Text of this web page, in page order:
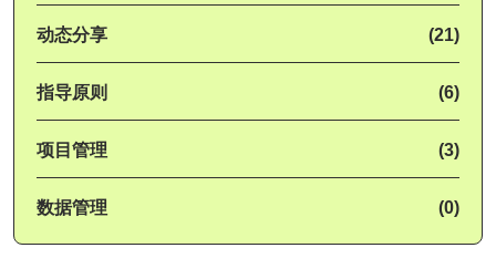
动态分享 (21)
指导原则 (6)
项目管理 (3)
数据管理 (0)